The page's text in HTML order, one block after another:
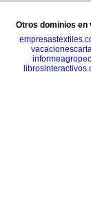
Otros dominios en